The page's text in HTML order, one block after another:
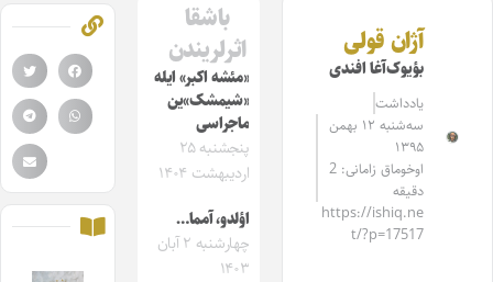
آژان قولی
بؤیوک‌آغا افندی
یادداشت
سه‌شنبه ۱۲ بهمن
۱۳۹۵
اوخوماق زامانی: 2
دقیقه
https://ishiq.ne
t/?p=17517
باشقا
اثرلریندن
«مئشه اکبر» ایله
«شیمشک»ین
ماجراسی
پنجشنبه ۲۵
اردیبهشت ۱۴۰۴
اؤلدو، آمما…
چهارشنبه ۲ آبان
۱۴۰۳